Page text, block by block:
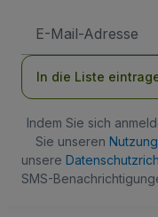
Mail-
In die Liste
Indem Sie sich
Sie unseren
unsere
SMS-